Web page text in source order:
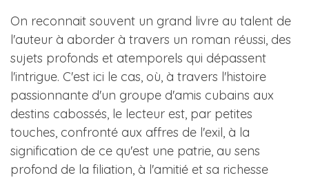
On reconnait souvent un grand livre au talent de
l'auteur à aborder à travers un roman réussi, des
sujets profonds et atemporels qui dépassent
l'intrigue. C'est ici le cas, où, à travers l'histoire
passionnante d'un groupe d'amis cubains aux
destins cabossés, le lecteur est, par petites
touches, confronté aux affres de l'exil, à la
signification de ce qu'est une patrie, au sens
profond de la filiation, à l'amitié et sa richesse